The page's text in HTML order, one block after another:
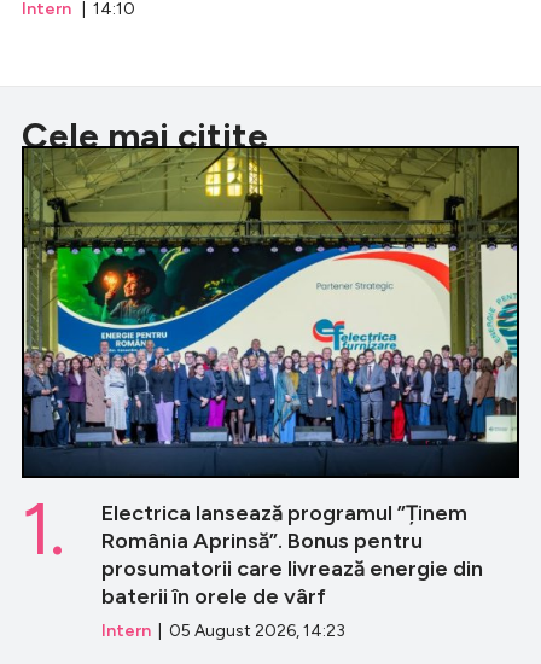
Intern | 14:10
Cele mai citite
Electrica lansează programul ”Ținem
România Aprinsă”. Bonus pentru
prosumatorii care livrează energie din
baterii în orele de vârf
Intern | 05 August 2026, 14:23
1.